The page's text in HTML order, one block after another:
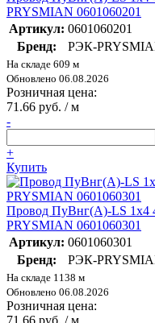
PRYSMIAN 0601060201
Артикул: 0601060201
Бренд:
РЭК-
На складе 609 м
Обновлено 06.08.2026
Розничная цена:
71.66 руб. / м
-
+
Купить
Провод ПуВнг(А)-LS 1х4
PRYSMIAN 0601060301
Артикул: 0601060301
Бренд:
РЭК-
На складе 1138 м
Обновлено 06.08.2026
Розничная цена:
71.66 руб. / м